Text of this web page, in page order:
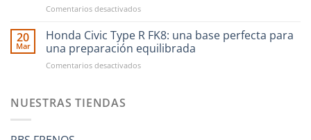
fácil
nunca
nueva
de
entender
cambio
Comentarios desactivadosen
i30
N:
setup
completo
20
Mar
Honda Civic Type R FK8: una base perfecta para
una preparación equilibrada
Comentarios desactivadosen
NUESTRAS TIENDAS